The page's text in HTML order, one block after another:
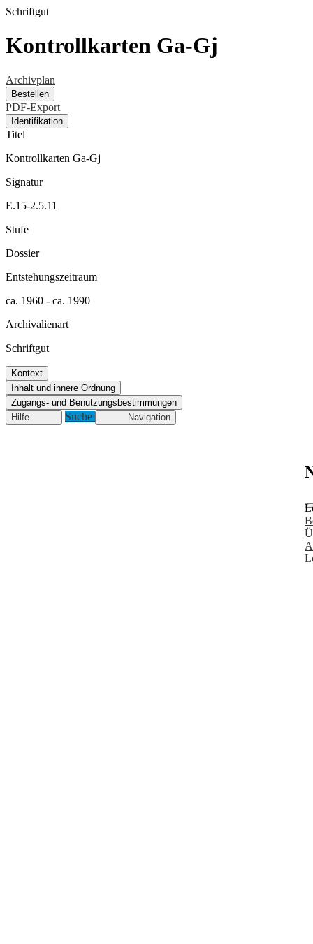
Schriftgut
Kontrollkarten Ga-Gj
Archivplan
Bestellen
PDF-Export
Identifikation
Titel
Kontrollkarten Ga-Gj
Signatur
E.15-2.5.11
Stufe
Dossier
Entstehungszeitraum
ca. 1960 - ca. 1990
Archivalienart
Schriftgut
Kontext
Inhalt und innere Ordnung
Zugangs- und Benutzungsbestimmungen
Hilfe
Suche Navigation